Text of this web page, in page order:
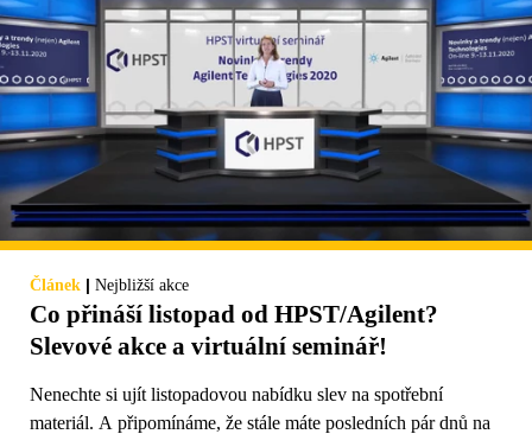
Článek | Nejbližší akce
Co přináší listopad od HPST/Agilent?
Slevové akce a virtuální seminář!
Nenechte si ujít listopadovou nabídku slev na spotřební
materiál. A připomínáme, že stále máte posledních pár dnů na